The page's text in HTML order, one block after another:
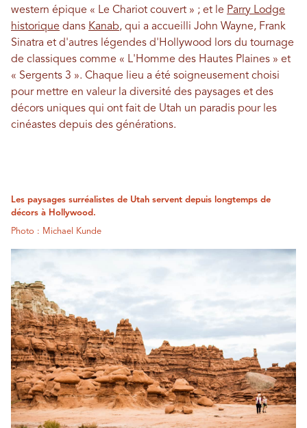
western épique « Le Chariot couvert » ; et le Parry Lodge
historique dans Kanab, qui a accueilli John Wayne, Frank
Sinatra et d'autres légendes d'Hollywood lors du tournage
de classiques comme « L'Homme des Hautes Plaines » et
« Sergents 3 ». Chaque lieu a été soigneusement choisi
pour mettre en valeur la diversité des paysages et des
décors uniques qui ont fait de Utah un paradis pour les
cinéastes depuis des générations.
Les paysages surréalistes de Utah servent depuis longtemps de
décors à Hollywood.
Photo : Michael Kunde